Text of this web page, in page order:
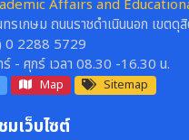
Affairs and
รเกษม ถนนราชดำเนินนอก เขต
0 2288 5729
- ศุกร์ เวลา 08.30 -16.30 น.
Map Sitemap
มเว็บไซต์